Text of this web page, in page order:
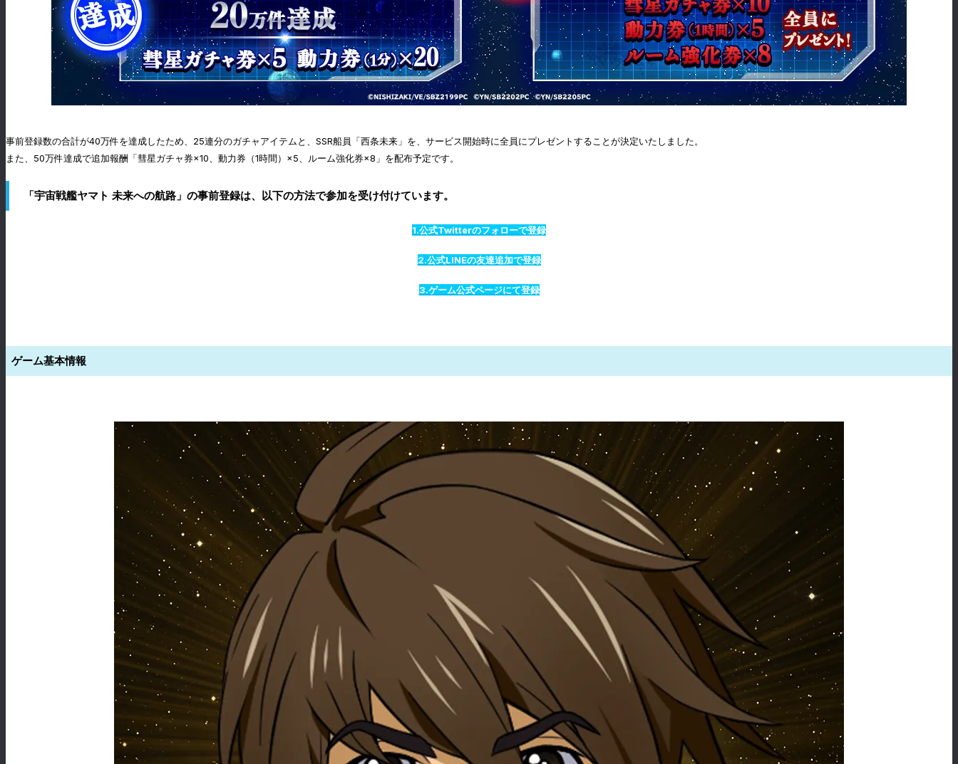
事前登録数の合計が40万件を達成したため、25連分のガチャアイテムと、SSR船員「西条未来」を、サービス開始時に全員にプレゼントすることが決定いたしました。
また、50万件達成で追加報酬「彗星ガチャ券×10、動力券（1時間）×5、ルーム強化券×8」を配布予定です。
「宇宙戦艦ヤマト 未来への航路」の事前登録は、以下の方法で参加を受け付けています。
1.公式Twitterのフォローで登録
2.公式LINEの友達追加で登録
3.ゲーム公式ページにて登録
ゲーム基本情報